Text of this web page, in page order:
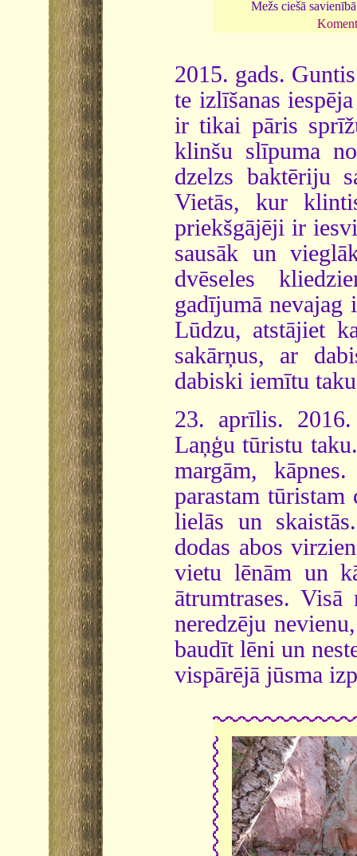
Mežs ciešā
2015. gads.
te izlīšanas
ir tikai pāris
klinšu slīpuma
dzelzs baktēriju
Vietās, kur
priekšgājēji ir
sausāk un
dvēseles
gadījumā nevajag
Lūdzu, atstājiet
sakārņus, ar
dabiski iemītu
23. aprīlis.
Laņģu tūristu
margām,
parastam
lielās un
dodas abos
vietu lēnām un
ātrumtrases.
neredzēju
baudīt lēni un
vispārējā jūsma